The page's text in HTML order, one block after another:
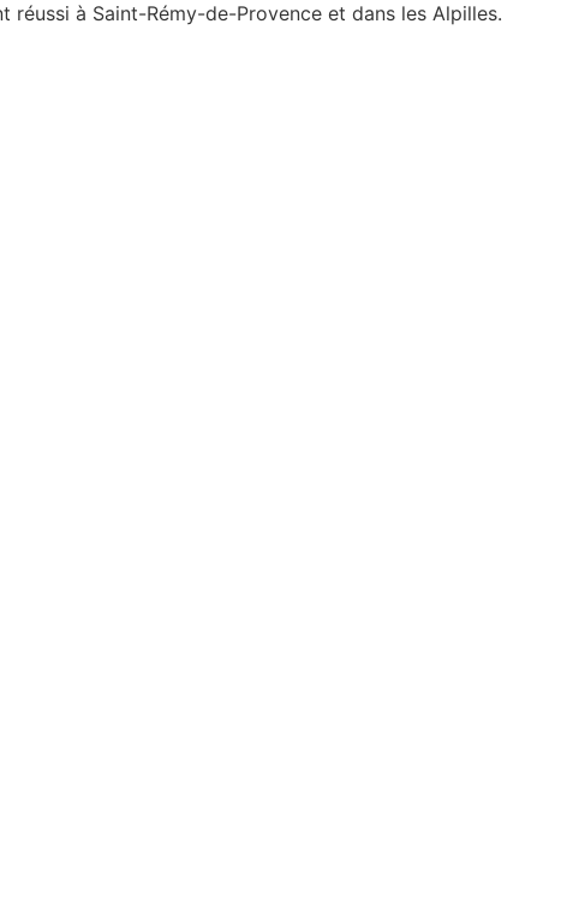
à Saint-Rémy-de-Provence et dans les Alpilles.